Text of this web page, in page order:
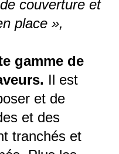
couverture et
place »,
gamme de
Il est
et de
et des
tranchés et